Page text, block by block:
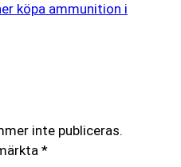
köpa ammunition i
inte publiceras.
*